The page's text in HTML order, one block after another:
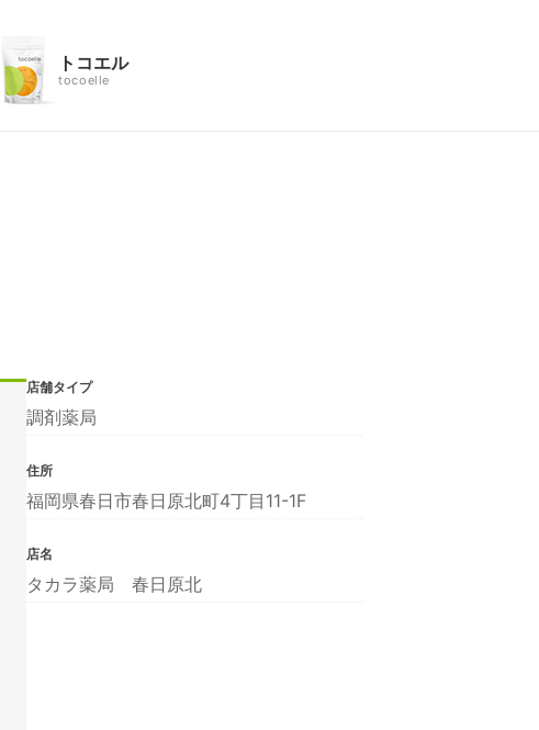
トコエル
tocoelle
店舗タイプ
調剤薬局
住所
福岡県春日市春日原北町4丁目11-1F
店名
タカラ薬局 春日原北